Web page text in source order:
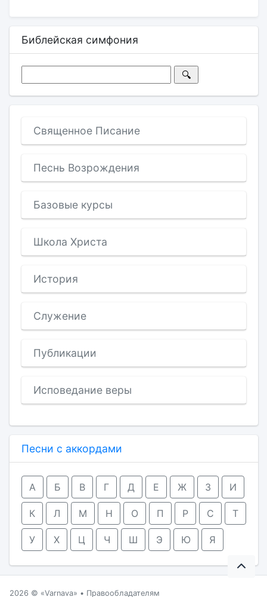
Библейская симфония
Священное Писание
Песнь Возрождения
Базовые курсы
Школа Христа
История
Служение
Публикации
Исповедание веры
Песни с аккордами
А Б В Г Д Е Ж З И
К Л М Н О П Р С Т
У Х Ц Ч Ш Э Ю Я
2026 © Varnava • Правообладателям